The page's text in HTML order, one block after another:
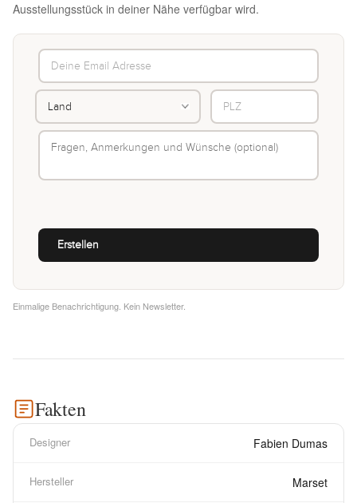
Ausstellungsstück in deiner Nähe verfügbar wird.
Einmalige Benachrichtigung. Kein Newsletter.
Fakten
Designer Fabien Dumas
Hersteller Marset